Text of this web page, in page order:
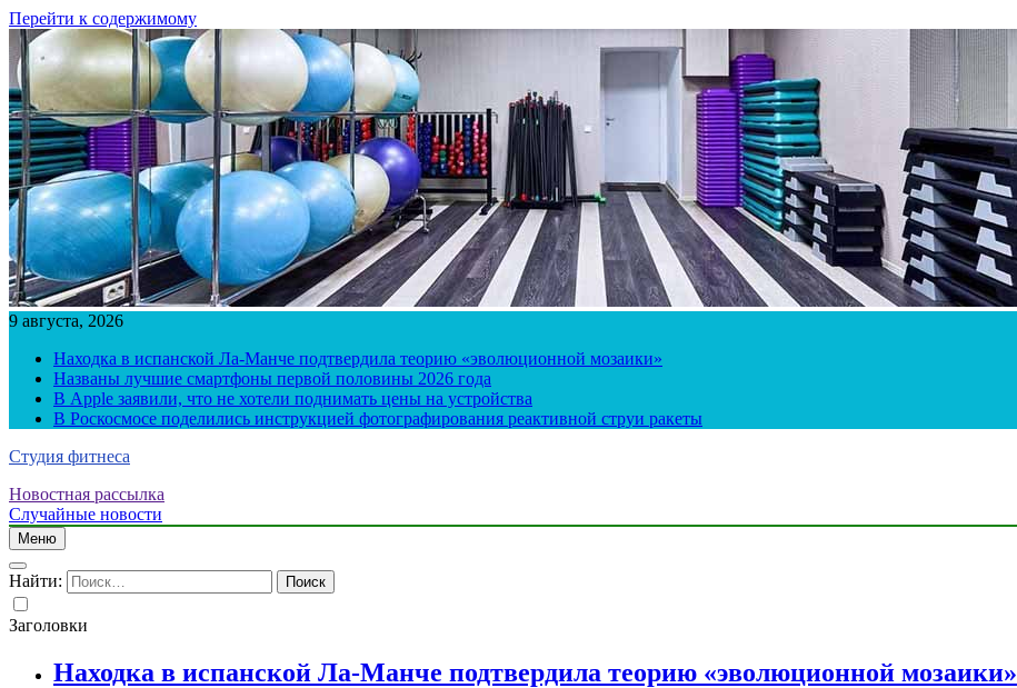
Перейти к содержимому
9 августа, 2026
Находка в испанской Ла-Манче подтвердила теорию «эволюционной мозаики»
Названы лучшие смартфоны первой половины 2026 года
В Apple заявили, что не хотели поднимать цены на устройства
В Роскосмосе поделились инструкцией фотографирования реактивной струи ракеты
Студия фитнеса
Новостная рассылка
Случайные новости
Меню
Найти:
Заголовки
Находка в испанской Ла-Манче подтвердила теорию «эволюционной мозаики»